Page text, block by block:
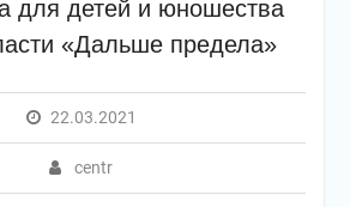
для детей и юношества
«Дальше предела»
22.03.2021
centr